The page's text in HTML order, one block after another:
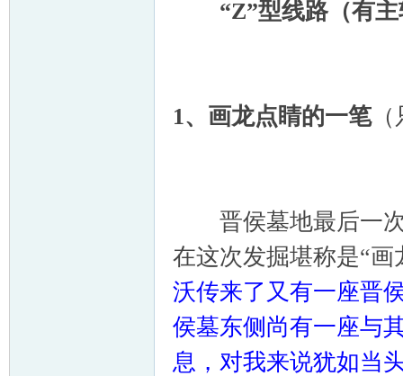
“Z”型线路（有
1、画龙点睛的一笔（
晋侯墓地最后一次
在这次发掘堪称是“画
沃传来了又有一座晋
侯墓东侧尚有一座与
息，对我来说犹如当